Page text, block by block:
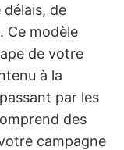
délais, de
Ce modèle
de votre
à la
par les
des
campagne